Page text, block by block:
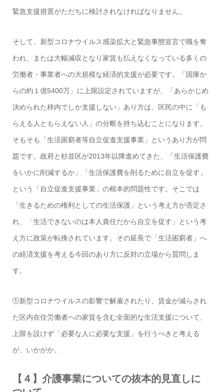
緊急支援措置がただちに検討されなければなりません。
そして、新型コロナウイルス感染拡大と緊急事態宣言で職を奪
われ、または大幅減収となり家賃も払えなくなっている多くの
労働者・事業者への大規模な経済的支援が必要です。「国庫か
らの約１億5400万」に上限設定されていますが、「あらかじめ
決められた枠内でしか支援しない」あり方は、区民の中に「も
らえる人ともらえない人」の分断を持ち込むことになります。
そもそも「生活困窮者等自立促進支援事業」というあり方が問
題です。政府と杉並区が2013年以降進めてきた、「生活保護費
をいかに削減するか」「生活保護費を削るために自立を促す」
という「自立促進支援事業」の根本的問題性です。そこでは
「生きるための権利としての生活保護」という考え方が否定さ
れ、「生活できないのは本人責任だから自立を促す」という考
え方に政策が転換されています。その延長で「生活困窮者」へ
の経済支援を考える今回のあり方に反対の立場から質問しま
す。
①新型コロナウイルスの影響で解雇されたり、賃金が減らされ
た区内在住労働者への家賃を含む全面的な生活支援について、
上限を設けず「必要な人に必要な支援」を行うべきと考える
が、いかがか。
【４】介護事業についての抜本的見直しに